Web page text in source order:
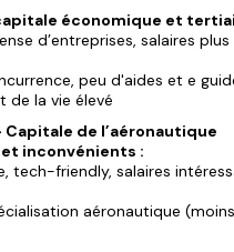
économique et
d’entreprises, salaires
peu d'aides et e
de la vie élevé
Capitale de l’aéronautique
inconvénients :
tech-friendly, salaires
aéronautique